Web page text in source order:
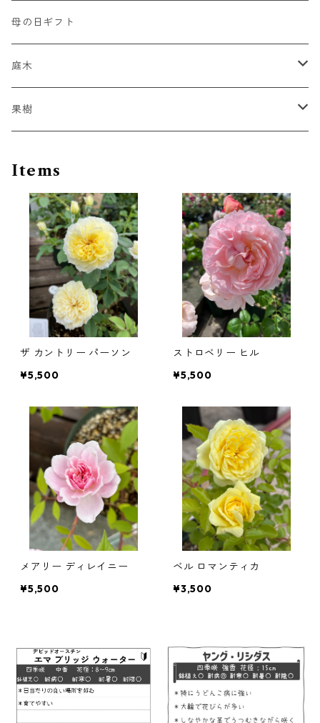
シュラブローズ系（SH）
強香種
赤色系
黄色系
青系
白系
緑系
オレンジ系
薬品
初心者向け
ジャックマニー系
インテグリフォリア系
ビチセラ系
パテンス系
パテンス八重系
フロリダ系
テキセンシス系
ラヌギノーサ系
フォステリー系
ビオルナ系
フラミュラ系
オリエンタリス・タングチカ系
ヘラクレイフォリア系
母の日ギフト
庭木
スモークツリー
果樹
ビッグダロー
専用肥料
Items
ザ カントリー パーソン
¥5,500
ストロベリー ヒル
¥5,500
メアリー ディレイニー
¥5,500
ベル ロマンティカ
¥3,500